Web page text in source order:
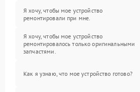
Я хочу, чтобы мое устройство
ремонтировали при мне.
Я хочу, чтобы мое устройство
ремонтировалось только оригинальными
запчастями.
Как я узнаю, что мое устройство готово?